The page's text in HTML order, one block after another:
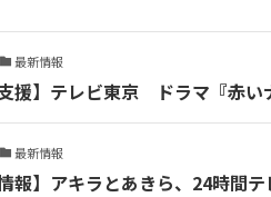
最新情報
援】テレビ東京 ドラマ『赤い
最新情報
報】アキラとあきら、24時間